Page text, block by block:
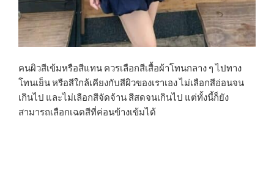
คนผิวสีเข้มหรือสีแทน ควรเลือกสีเสื้อผ้าโทนกลาง ๆ ไปทาง
โทนเย็น หรือสีใกล้เคียงกับสีผิวของเราเอง ไม่เลือกสีอ่อนจน
เกินไป และไม่เลือกสีจัดจ้าน สีสดจนเกินไป แต่ทั้งนี้ก็ยัง
สามารถเลือกเฉดสีที่ค่อนข้างเข้มได้